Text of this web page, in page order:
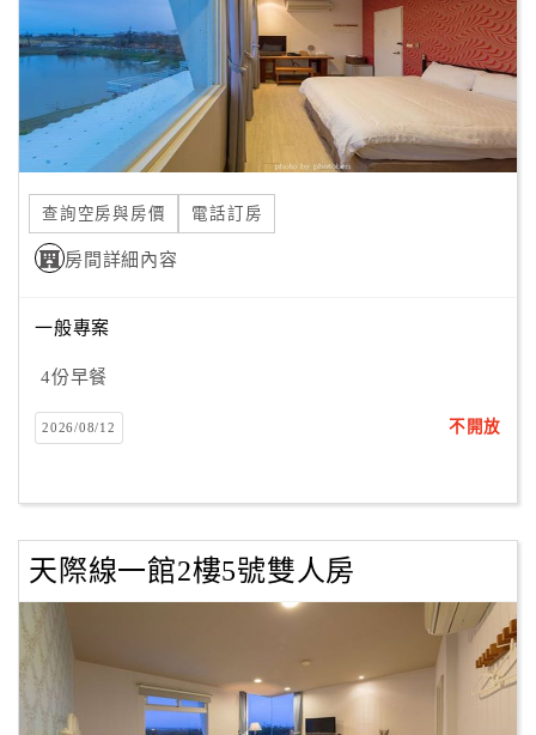
伴
計
商
品
宣
傳
查詢空房與房價 電話訂房
房間詳細內容
一般專案
4份早餐
2026/08/12 不開放
天際線一館2樓5號雙人房